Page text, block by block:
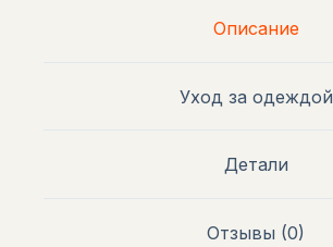
Описание
Уход за одеждой
Детали
Отзывы (0)